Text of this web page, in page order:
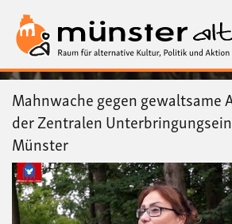
zum
Inhalt
Mahnwache gegen gewaltsame
der Zentralen
Münster